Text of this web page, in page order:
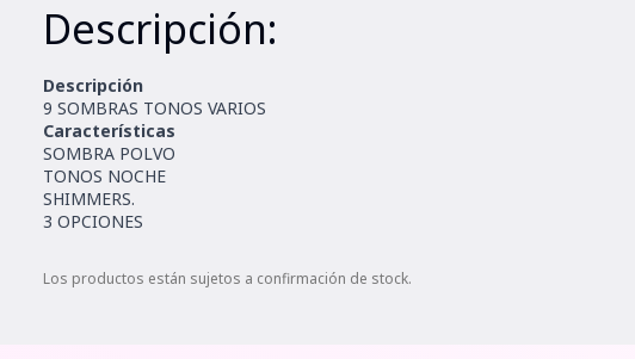
Descripción:
Descripción
9 SOMBRAS TONOS VARIOS
Características
SOMBRA POLVO
TONOS NOCHE
SHIMMERS.
3 OPCIONES
Los productos están sujetos a confirmación de stock.